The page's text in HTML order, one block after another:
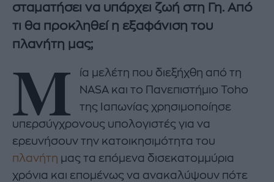
σταματήσει να υπάρχει ζωή στη Γη. Από
τι θα προκληθεί η εξαφάνιση του
πλανήτη μας;
Μ
ία μελέτη που διεξήχθη από τη
NASA και το Πανεπιστήμιο Toho
της Ιαπωνίας χρησιμοποίησε
υπερσύγχρονους υπολογιστές για να
ερευνήσουν την κατοικησιμότητα του
πλανήτη μας τα επόμενα δισεκατομμύρια
χρόνια και επομένως να ανακαλύψουν πότε